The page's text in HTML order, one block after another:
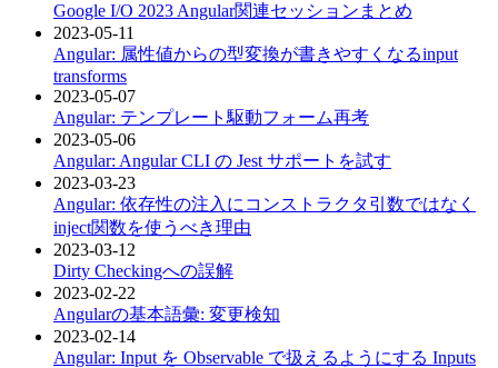
Google I/O 2023 Angular関連セッションまとめ
2023-05-11
Angular: 属性値からの型変換が書きやすくなるinput
transforms
2023-05-07
Angular: テンプレート駆動フォーム再考
2023-05-06
Angular: Angular CLI の Jest サポートを試す
2023-03-23
Angular: 依存性の注入にコンストラクタ引数ではなく
inject関数を使うべき理由
2023-03-12
Dirty Checkingへの誤解
2023-02-22
Angularの基本語彙: 変更検知
2023-02-14
Angular: Input を Observable で扱えるようにする Inputs